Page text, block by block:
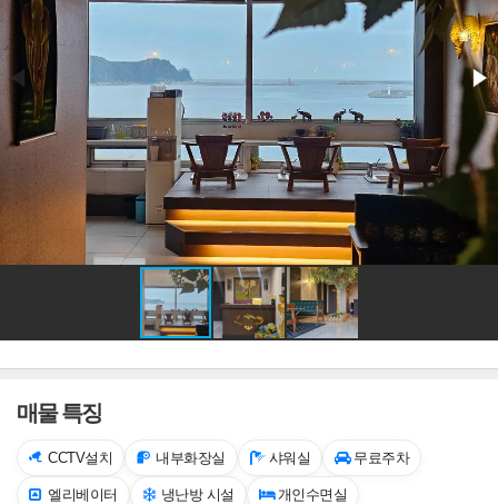
매물 특징
CCTV설치 내부화장실 샤워실 무료주차
엘리베이터 냉난방 시설 개인수면실